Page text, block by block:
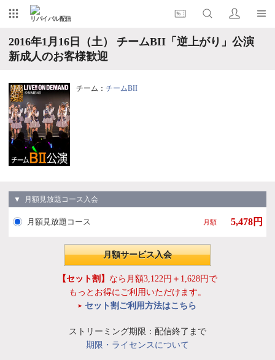
リバイバル配信
2016年1月16日（土） チームBII「逆上がり」公演
新成人のお客様歓迎
チーム： チームBII
▼ 月額見放題コース入会
月額見放題コース 月額 5,478円
月額サービス入会
【セット割】 なら月額3,122円＋1,628円で
もっとお得にご利用いただけます。
セット割ご利用方法はこちら
ストリーミング期限：配信終了まで
期限・ライセンスについて